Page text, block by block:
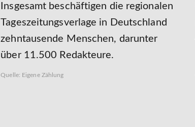
Insgesamt beschäftigen die regionalen
Tageszeitungsverlage in Deutschland
zehntausende Menschen, darunter
über 11.500 Redakteure.
Quelle: Eigene Zählung